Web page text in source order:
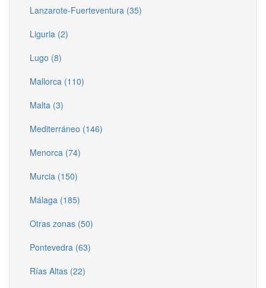
Lanzarote-Fuerteventura (35)
Liguria (2)
Lugo (8)
Mallorca (110)
Malta (3)
Mediterráneo (146)
Menorca (74)
Murcia (150)
Málaga (185)
Otras zonas (50)
Pontevedra (63)
Rías Altas (22)